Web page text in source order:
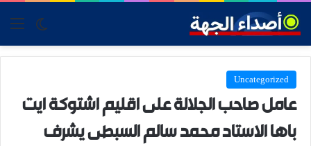
skin
Uncategorized
عامل صاحب الجلالة على اقليم اشتوكة ايت
باها الاستاد محمد سالم السبطى يشرف